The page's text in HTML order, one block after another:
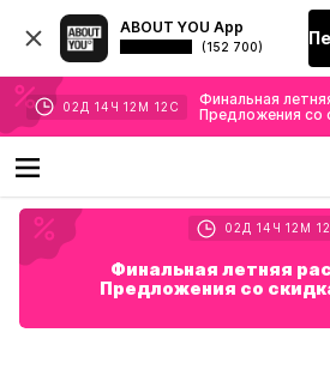
ABOUT YOU App
(152 700)
02 Д 14 Ч 12 М 11 С
Финальная
Предложения со
02 Д 14 Ч 12 М 11
Финальная летняя
Предложения со